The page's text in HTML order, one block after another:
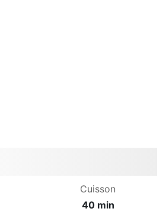
Cuisson
40 min